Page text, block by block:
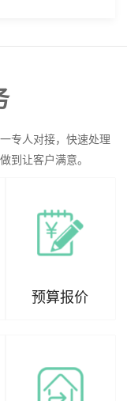
专人对接，快速处理
到让客户满意。
预算报价